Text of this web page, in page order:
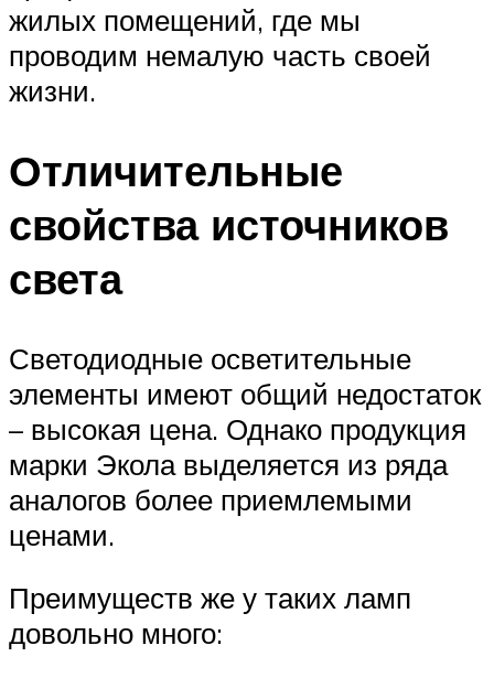
жилых помещений, где мы
проводим немалую часть своей
жизни.
Отличительные
свойства источников
света
Светодиодные осветительные
элементы имеют общий недостаток
– высокая цена. Однако продукция
марки Экола выделяется из ряда
аналогов более приемлемыми
ценами.
Преимуществ же у таких ламп
довольно много: